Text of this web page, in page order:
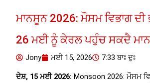
ਮਾਨਸੂਨ 2026: ਮੌਸਮ ਵਿਭਾਗ ਦੀ
26 ਮਈ ਨੂੰ ਕੇਰਲ ਪਹੁੰਚ ਸਕਦੈ
Jony ਮਈ 15, 2026 7:33 ਬਾਃ ਦੁਃ
ਦੇਸ਼, 15 ਮਈ 2026: Monsoon 2026: ਮੌਸਮ